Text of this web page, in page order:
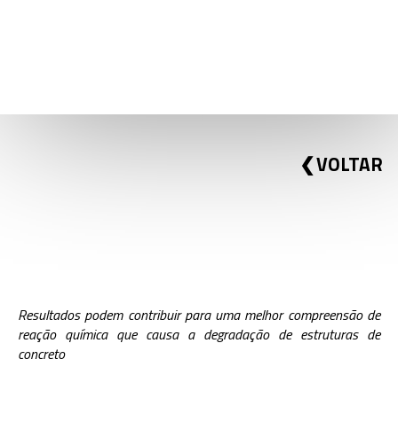
VOLTAR
Resultados podem contribuir para uma melhor compreensão de
reação química que causa a degradação de estruturas de
concreto